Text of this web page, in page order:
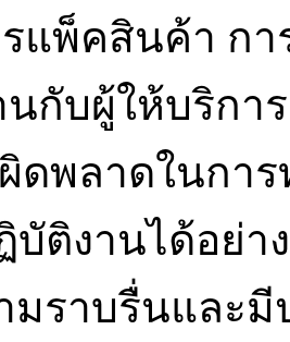
แพ็คสินค้า กา
นกับผู้ให้บริกา
ดพลาดในกา
ติงานได้อย่า
มราบรื่นและ